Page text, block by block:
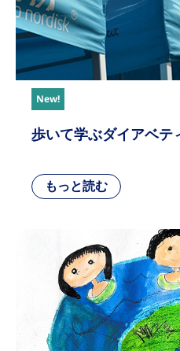
New!
歩いて学ぶダイアベテ